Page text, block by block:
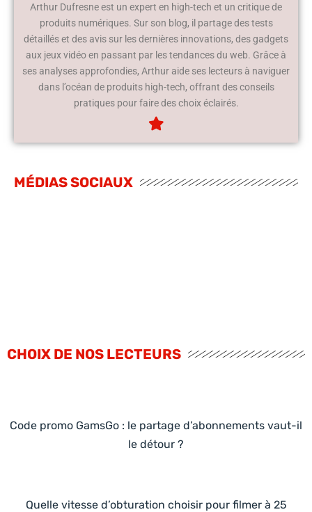
Arthur Dufresne est un expert en high-tech et un critique de
produits numériques. Sur son blog, il partage des tests
détaillés et des avis sur les dernières innovations, des gadgets
aux jeux vidéo en passant par les tendances du web. Grâce à
ses analyses approfondies, Arthur aide ses lecteurs à naviguer
dans l’océan de produits high-tech, offrant des conseils
pratiques pour faire des choix éclairés.
MÉDIAS SOCIAUX
CHOIX DE NOS LECTEURS
Code promo GamsGo : le partage d’abonnements vaut-il
le détour ?
Quelle vitesse d’obturation choisir pour filmer à 25